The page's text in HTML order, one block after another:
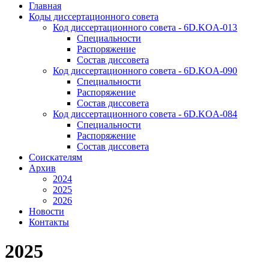
Главная
Коды диссертационного совета
Код диссертационного совета - 6D.KOA-013
Специальности
Распоряжение
Состав диссовета
Код диссертационного совета - 6D.KOA-090
Специальности
Распоряжение
Состав диссовета
Код диссертационного совета - 6D.KOA-084
Специальности
Распоряжение
Состав диссовета
Соискателям
Архив
2024
2025
2026
Новости
Контакты
2025